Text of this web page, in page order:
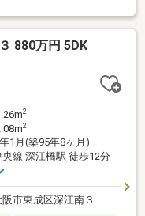
まで約500ｍ・三ノ瀬
の立地です。建物鉄
。※増築未登記部分
本上は2階建て）.
880万円 5DK
2
2
1月(築95年8ヶ月)
線 深江橋駅 徒歩12分
市東成区深江南３